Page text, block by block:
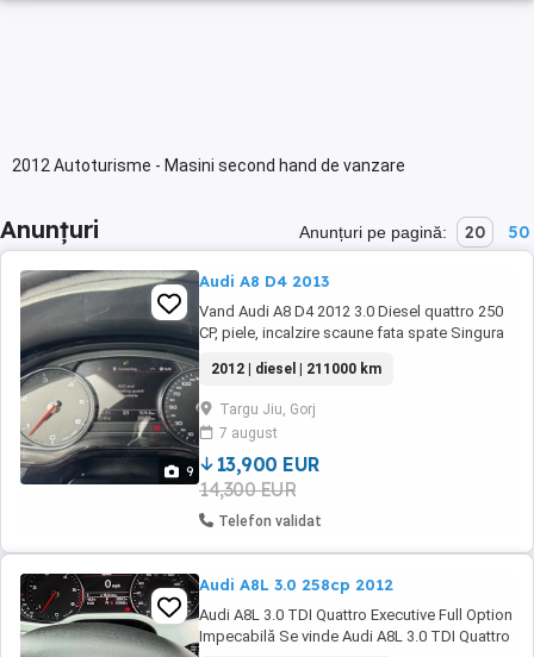
2012 Autoturisme - Masini second hand de vanzare
Anunțuri Anunțuri pe pagină: 20 50
9
Audi A8 D4 2013
Vand Audi A8 D4 2012 3.0 Diesel quattro 250
CP, piele, incalzire scaune fata spate Singura
assist 211000 km NU FAC SCHIMB !!! Preț
13900 euro
2012 | diesel | 211000 km
Targu Jiu, Gorj
7 august
13,900 EUR
14,300 EUR
Telefon validat
Audi A8L 3.0 258cp 2012
Audi A8L 3.0 TDI Quattro Executive Full Option
Impecabilă Se vinde Audi A8L 3.0 TDI Quattro